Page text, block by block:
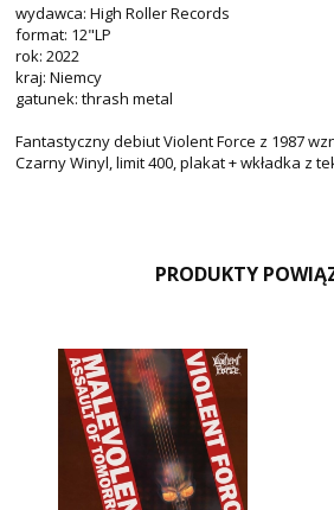
wydawca: High Roller Records
format: 12"LP
rok: 2022
kraj: Niemcy
gatunek: thrash metal
Fantastyczny debiut Violent Force z 1987
Czarny Winyl, limit 400, plakat + wkładka z
PRODUKTY